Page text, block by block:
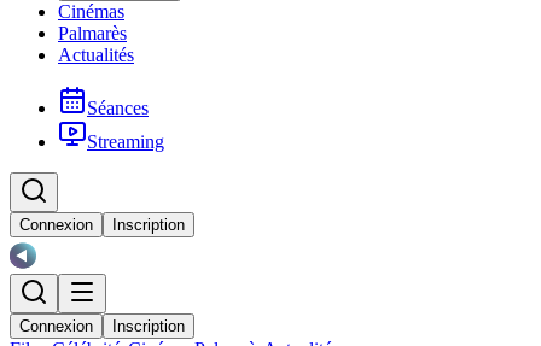
Cinémas
Palmarès
Actualités
Séances
Streaming
Connexion Inscription
Connexion Inscription